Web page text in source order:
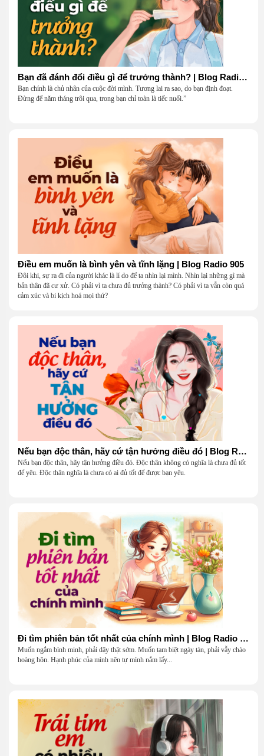
Bạn đã đánh đổi điều gì để trưởng thành? | Blog Radio 906
Bạn chính là chủ nhân của cuộc đời mình. Tương lai ra sao, do bạn định đoạt.
Đừng để năm tháng trôi qua, trong bạn chỉ toàn là tiếc nuối.”
Điều em muốn là bình yên và tĩnh lặng | Blog Radio 905
Đôi khi, sự ra đi của người khác là lí do để ta nhìn lại mình. Nhìn lại những gì mà
bản thân đã cư xử. Có phải vì ta chưa đủ trưởng thành? Có phải vì ta vẫn còn quá
cảm xúc và bi kịch hoá mọi thứ?
Nếu bạn độc thân, hãy cứ tận hưởng điều đó | Blog Radio 904
Nếu bạn độc thân, hãy tận hưởng điều đó. Độc thân không có nghĩa là chưa đủ tốt
để yêu. Độc thân nghĩa là chưa có ai đủ tốt để được bạn yêu.
Đi tìm phiên bản tốt nhất của chính mình | Blog Radio 903
Muốn ngắm bình minh, phải dậy thật sớm. Muốn tạm biệt ngày tàn, phải vẫy chào
hoàng hôn. Hạnh phúc của mình nên tự mình nắm lấy...